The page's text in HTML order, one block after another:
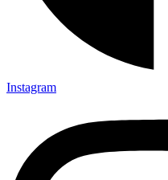
Instagram